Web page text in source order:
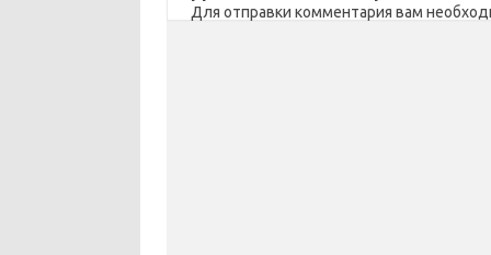
Для отправки комментария вам